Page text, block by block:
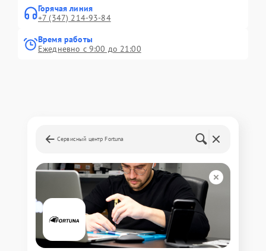
Горячая линия
+7 (347) 214-93-84
Время работы
Ежедневно с 9:00 до 21:00
Сервисный центр Fortuna